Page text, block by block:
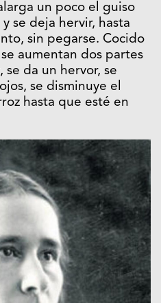
un poco el guiso
se deja hervir, hasta
sin pegarse. Cocido
aumentan dos partes
se da un hervor, se
se disminuye el
hasta que esté en